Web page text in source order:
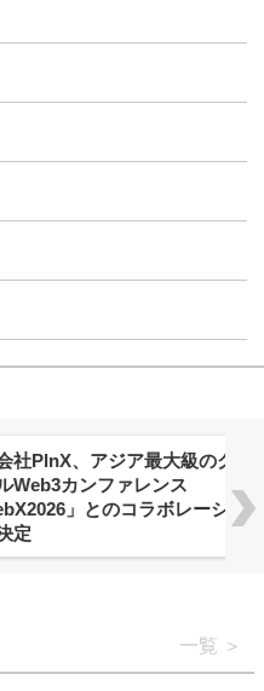
、アジア最大級のグロ
カンファレンス
」とのコラボレーショ
一覧